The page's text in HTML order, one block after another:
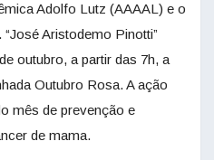
Adolfo Lutz (AAAAL) e o
Aristodemo Pinotti”
outubro, a partir das 7h, a
Outubro Rosa. A ação
mês de prevenção e
de mama.